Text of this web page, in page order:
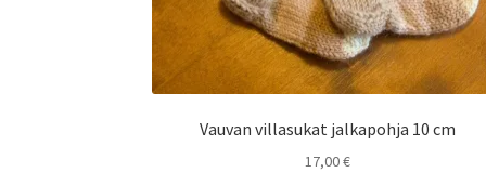
Vauvan villasukat jalkapohja 10 cm
17,00€